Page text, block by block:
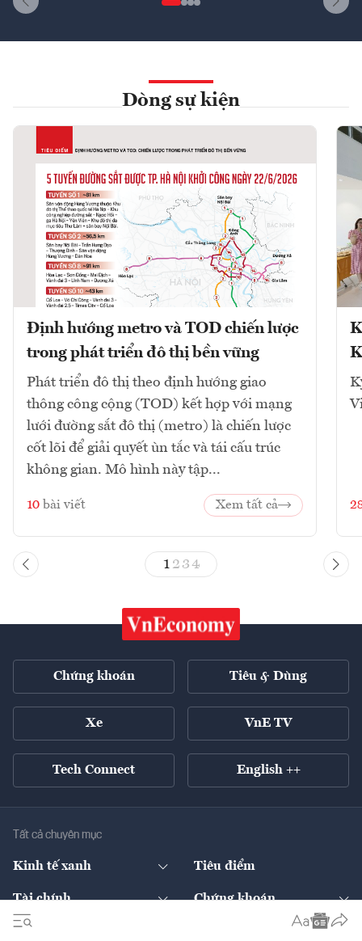
Dòng sự kiện
Định hướng metro và TOD chiến lược
trong phát triển đô thị bền vững
Phát triển đô thị theo định hướng giao
thông công cộng (TOD) kết hợp với mạng
lưới đường sắt đô thị (metro) là chiến lược
cốt lõi để giải quyết ùn tắc và tái cấu trúc
không gian. Mô hình này tập...
10 bài viết Xem tất cả
1 23 4
Chứng khoán Tiêu & Dùng
Xe VnE TV
Tech Connect English ++
Tất cả chuyên mục
Kinh tế xanh
Pháp lý
Tiêu điểm
Tài chính
Ngân hàng
Chứng khoán
Doanh nghiệp niêm yết
Kinh tế số